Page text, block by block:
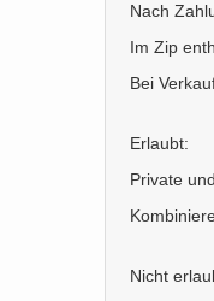
Nach
Im Zip
Bei
Erlaubt:
Private
Nicht